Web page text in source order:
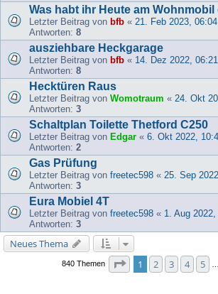
Was habt ihr Heute am Wohnmobil
Letzter Beitrag von bfb « 21. Feb 2023, 06:04
Antworten: 8
ausziehbare Heckgarage
Letzter Beitrag von bfb « 14. Dez 2022, 06:21
Antworten: 8
Hecktüren Raus
Letzter Beitrag von Womotraum « 24. Okt
Antworten: 3
Schaltplan Toilette Thetford C250
Letzter Beitrag von Edgar « 6. Okt 2022,
Antworten: 2
Gas Prüfung
Letzter Beitrag von freetec598 « 25. Sep
Antworten: 3
Eura Mobiel 4T
Letzter Beitrag von freetec598 « 1. Aug
Antworten: 3
Neues Thema
840 Themen Seite von
1 2 3 4 5